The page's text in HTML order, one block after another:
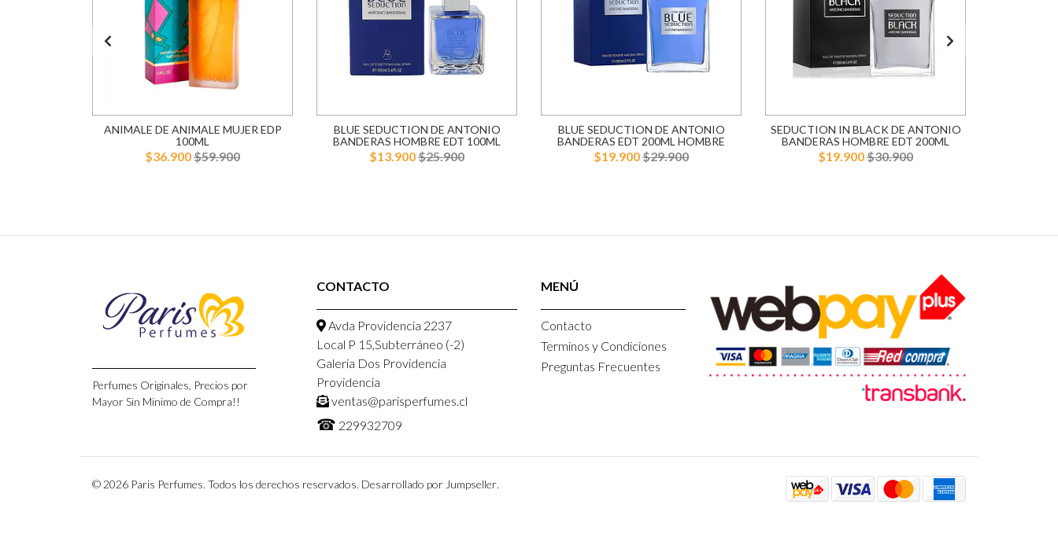
ANIMALE DE ANIMALE MUJER EDP
100ML
$36.900$59.900
BLUE SEDUCTION DE ANTONIO
BANDERAS HOMBRE EDT 100ML
$13.900$25.900
BLUE SEDUCTION DE ANTONIO
BANDERAS EDT 200ML HOMBRE
$19.900$29.900
SEDUCTION IN BLACK DE ANTONIO
BANDERAS HOMBRE EDT 200ML
$19.900$30.900
Perfumes Originales, Precios por
Mayor Sin Minimo de Compra!!
CONTACTO
Avda Providencia 2237
Local P 15,Subterráneo (-2)
Galeria Dos Providencia
Providencia
ventas@parisperfumes.cl
☎ 229932709
MENÚ
Contacto
Terminos y Condiciones
Preguntas Frecuentes
© 2026 Paris Perfumes. Todos los derechos reservados. Desarrollado por Jumpseller.